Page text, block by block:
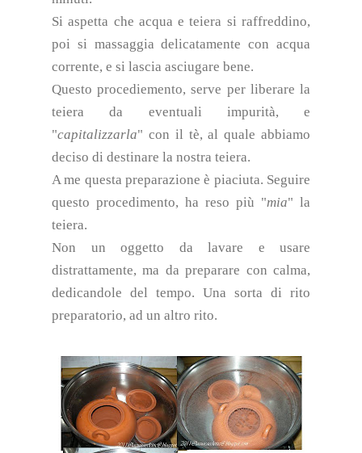
Si aspetta che acqua e teiera si raffreddino,
poi si massaggia delicatamente con acqua
corrente, e si lascia asciugare bene.
Questo procediemento, serve per liberare la
teiera da eventuali impurità, e
"capitalizzarla" con il tè, al quale abbiamo
deciso di destinare la nostra teiera.
A me questa preparazione è piaciuta. Seguire
questo procedimento, ha reso più "mia" la
teiera.
Non un oggetto da lavare e usare
distrattamente, ma da preparare con calma,
dedicandole del tempo. Una sorta di rito
preparatorio, ad un altro rito.